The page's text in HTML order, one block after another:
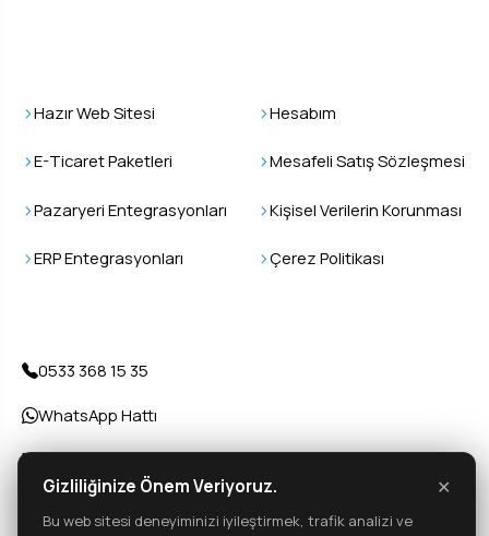
Hazır Web Sitesi
E-Ticaret Paketleri
Pazaryeri Entegrasyonları
ERP Entegrasyonları
Hesabım
Mesafeli Satış Sözleşmesi
Kişisel Verilerin Korunması
Çerez Politikası
0533 368 15 35
WhatsApp Hattı
info@epsilos.com
Kreuzstr 13, 13187 Berlin
Gizliliğinize Önem Veriyoruz. ✕
Bu web sitesi deneyiminizi iyileştirmek, trafik analizi ve